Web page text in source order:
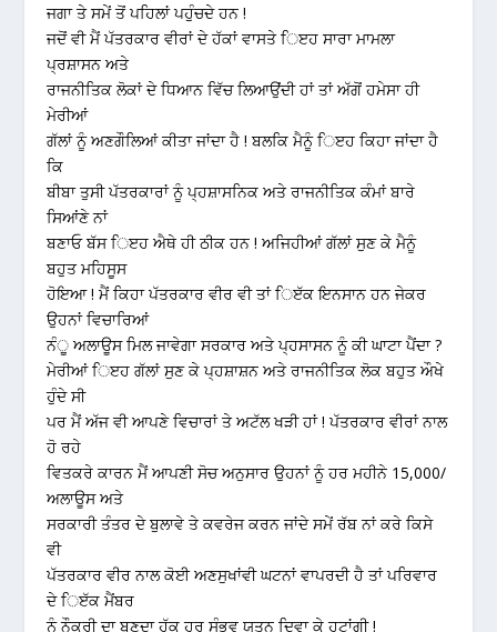
ਜਗਾ ਤੇ ਸਮੇਂ ਤੋਂ ਪਹਿਲਾਂ ਪਹੁੰਚਦੇ ਹਨ !
ਜਦੋਂ ਵੀ ਮੈਂ ਪੱਤਰਕਾਰ ਵੀਰਾਂ ਦੇ ਹੱਕਾਂ ਵਾਸਤੇ ਿੲਹ ਸਾਰਾ ਮਾਮਲਾ
ਪ੍ਰਸ਼ਾਸਨ ਅਤੇ
ਰਾਜਨੀਤਿਕ ਲੋਕਾਂ ਦੇ ਧਿਆਨ ਵਿੱਚ ਲਿਆਉਂਦੀ ਹਾਂ ਤਾਂ ਅੱਗੋਂ ਹਮੇਸਾ ਹੀ
ਮੇਰੀਆਂ
ਗੱਲਾਂ ਨੂੰ ਅਣਗੌਲਿਆਂ ਕੀਤਾ ਜਾਂਦਾ ਹੈ ! ਬਲਕਿ ਮੈਨੂੰ ਿੲਹ ਕਿਹਾ ਜਾਂਦਾ ਹੈ
ਕਿ
ਬੀਬਾ ਤੁਸੀ ਪੱਤਰਕਾਰਾਂ ਨੂੰ ਪ੍ਹਸ਼ਾਸਨਿਕ ਅਤੇ ਰਾਜਨੀਤਿਕ ਕੰਮਾਂ ਬਾਰੇ
ਸਿਆਂਣੇ ਨਾਂ
ਬਣਾਓ ਬੱਸ ਿੲਹ ਐਥੇ ਹੀ ਠੀਕ ਹਨ ! ਅਜਿਹੀਆਂ ਗੱਲਾਂ ਸੁਣ ਕੇ ਮੈਨੂੰ
ਬਹੁਤ ਮਹਿਸੂਸ
ਹੋਇਆ ! ਮੈਂ ਕਿਹਾ ਪੱਤਰਕਾਰ ਵੀਰ ਵੀ ਤਾਂ ਿੲੱਕ ਇਨਸਾਨ ਹਨ ਜੇਕਰ
ਉਹਨਾਂ ਵਿਚਾਰਿਆਂ
ਨੰੂ ਅਲਾਊਸ ਮਿਲ ਜਾਵੇਗਾ ਸਰਕਾਰ ਅਤੇ ਪ੍ਹਸਾਸਨ ਨੂੰ ਕੀ ਘਾਟਾ ਪੈਂਦਾ ?
ਮੇਰੀਆਂ ਿੲਹ ਗੱਲਾਂ ਸੁਣ ਕੇ ਪ੍ਹਸ਼ਾਸ਼ਨ ਅਤੇ ਰਾਜਨੀਤਿਕ ਲੋਕ ਬਹੁਤ ਔਖੇ
ਹੁੰਦੇ ਸੀ
ਪਰ ਮੈਂ ਅੱਜ ਵੀ ਆਪਣੇ ਵਿਚਾਰਾਂ ਤੇ ਅਟੱਲ ਖੜੀ ਹਾਂ ! ਪੱਤਰਕਾਰ ਵੀਰਾਂ ਨਾਲ
ਹੋ ਰਹੇ
ਵਿਤਕਰੇ ਕਾਰਨ ਮੈਂ ਆਪਣੀ ਸੋਚ ਅਨੁਸਾਰ ਉਹਨਾਂ ਨੂੰ ਹਰ ਮਹੀਨੇ 15,000/
ਅਲਾਊਸ ਅਤੇ
ਸਰਕਾਰੀ ਤੰਤਰ ਦੇ ਬੁਲਾਵੇ ਤੇ ਕਵਰੇਜ ਕਰਨ ਜਾਂਦੇ ਸਮੇਂ ਰੱਬ ਨਾਂ ਕਰੇ ਕਿਸੇ
ਵੀ
ਪੱਤਰਕਾਰ ਵੀਰ ਨਾਲ ਕੋਈ ਅਣਸੁਖਾਂਵੀ ਘਟਨਾਂ ਵਾਪਰਦੀ ਹੈ ਤਾਂ ਪਰਿਵਾਰ
ਦੇ ਿੲੱਕ ਮੈਂਬਰ
ਨੂੰ ਨੌਕਰੀ ਦਾ ਬਣਦਾ ਹੱਕ ਹਰ ਸੰਭਵ ਯਤਨ ਦਿਵਾ ਕੇ ਹਟਾਂਗੀ !